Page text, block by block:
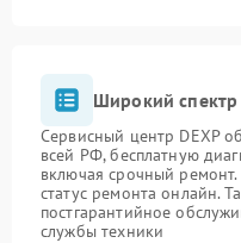
Широкий спектр
Сервисный центр DEXP
всей РФ, бесплатную
включая срочный
статус ремонта онлайн.
постгарантийное
службы техники